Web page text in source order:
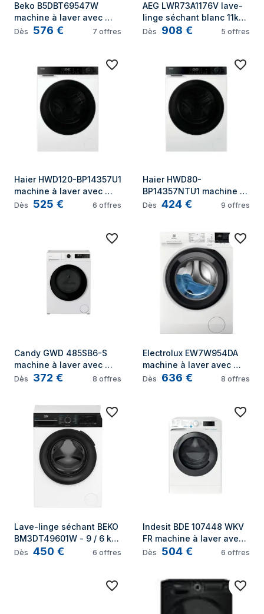
Beko B5DBT69547W
machine à laver avec
sèche linge Intégré
Dès 576 € 7 offres
AEG LWR73A1176V lave-
linge séchant blanc 11kg
7kg
Dès 908 € 5 offres
Haier HWD120-BP14357U1
machine à laver avec
sèche linge Pose libre
Dès 525 € 6 offres
Haier HWD80-
BP14357NTU1 machine à
laver avec sèche linge
Dès 424 € 9 offres
Candy GWD 485SB6-S
machine à laver avec
sèche linge Pose libre
Dès 372 € 8 offres
Electrolux EW7W954DA
machine à laver avec
sèche linge Pose libre
Dès 636 € 8 offres
Lave-linge séchant BEKO
BM3DT49601W - 9 / 6 kg
- Induction - L60cm -
Dès 450 € 6 offres
Indesit BDE 107448 WKV
FR machine à laver avec
sèche linge Pose libre
Dès 504 € 6 offres